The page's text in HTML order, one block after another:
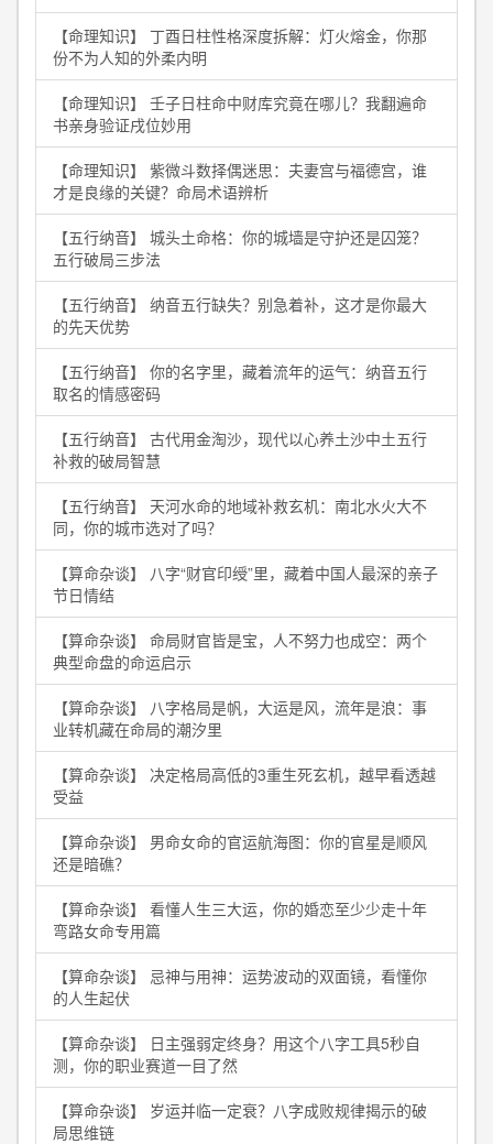
【命理知识】 丁酉日柱性格深度拆解：灯火熔金，你那
份不为人知的外柔内明
【命理知识】 壬子日柱命中财库究竟在哪儿？我翻遍命
书亲身验证戌位妙用
【命理知识】 紫微斗数择偶迷思：夫妻宫与福德宫，谁
才是良缘的关键？命局术语辨析
【五行纳音】 城头土命格：你的城墙是守护还是囚笼？
五行破局三步法
【五行纳音】 纳音五行缺失？别急着补，这才是你最大
的先天优势
【五行纳音】 你的名字里，藏着流年的运气：纳音五行
取名的情感密码
【五行纳音】 古代用金淘沙，现代以心养土沙中土五行
补救的破局智慧
【五行纳音】 天河水命的地域补救玄机：南北水火大不
同，你的城市选对了吗？
【算命杂谈】 八字“财官印绶”里，藏着中国人最深的亲子
节日情结
【算命杂谈】 命局财官皆是宝，人不努力也成空：两个
典型命盘的命运启示
【算命杂谈】 八字格局是帆，大运是风，流年是浪：事
业转机藏在命局的潮汐里
【算命杂谈】 决定格局高低的3重生死玄机，越早看透越
受益
【算命杂谈】 男命女命的官运航海图：你的官星是顺风
还是暗礁？
【算命杂谈】 看懂人生三大运，你的婚恋至少少走十年
弯路女命专用篇
【算命杂谈】 忌神与用神：运势波动的双面镜，看懂你
的人生起伏
【算命杂谈】 日主强弱定终身？用这个八字工具5秒自
测，你的职业赛道一目了然
【算命杂谈】 岁运并临一定衰？八字成败规律揭示的破
局思维链